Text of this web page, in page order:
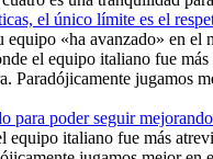
el único límite es el
«ha avanzado» en
el equipo italiano fue
Paradójicamente jugamos
para poder seguir
equipo italiano fue más